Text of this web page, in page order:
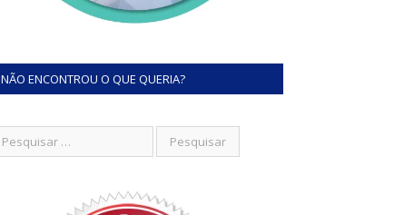
NÃO ENCONTROU O QUE QUERIA?